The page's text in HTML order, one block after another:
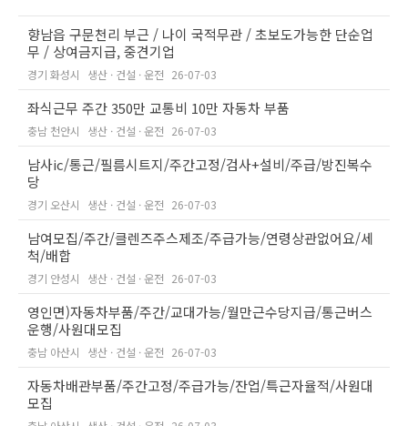
향남읍 구문천리 부근 / 나이 국적무관 / 초보도가능한 단순업
무 / 상여금지급, 중견기업
경기 화성시 생산 · 건설 · 운전 26-07-03
좌식근무 주간 350만 교통비 10만 자동차 부품
충남 천안시 생산 · 건설 · 운전 26-07-03
남사ic/통근/필름시트지/주간고정/검사+설비/주급/방진복수
당
경기 오산시 생산 · 건설 · 운전 26-07-03
남여모집/주간/클렌즈주스제조/주급가능/연령상관없어요/세
척/배합
경기 안성시 생산 · 건설 · 운전 26-07-03
영인면)자동차부품/주간/교대가능/월만근수당지급/통근버스
운행/사원대모집
충남 아산시 생산 · 건설 · 운전 26-07-03
자동차배관부품/주간고정/주급가능/잔업/특근자율적/사원대
모집